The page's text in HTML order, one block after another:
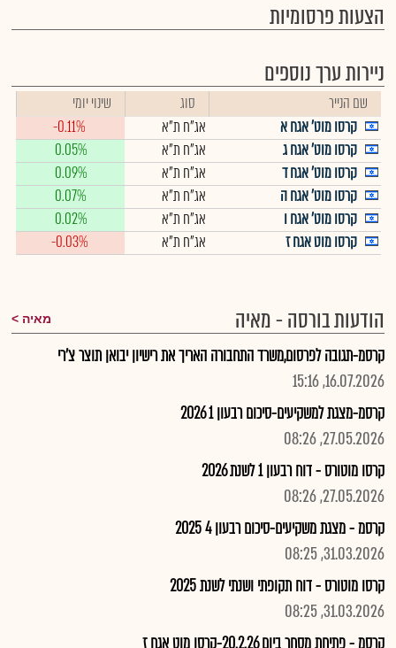
הצעות פרסומיות
ניירות ערך נוספים
שם הנייר סוג
שינוי יומי
קרסו מוט' אגח א
אג"ח ת"א
-0.11%
קרסו מוט' אגח ג
אג"ח ת"א
0.05%
קרסו מוט' אגח ד
אג"ח ת"א
0.09%
קרסו מוט' אגח ה
אג"ח ת"א
0.07%
קרסו מוט' אגח ו
אג"ח ת"א
0.02%
קרסו מוט אגח ז
אג"ח ת"א -0.03%
הודעות בורסה - מאיה מאיה
קרסמ-תגובה לפרסום,משרד התחבורה האריך את רישיון יבואן תוצר צ'רי
16.07.2026, 15:16
קרסמ-מצגת למשקיעים-סיכום רבעון 1 2026
27.05.2026, 08:26
קרסו מוטורס - דוח רבעון 1 לשנת 2026
27.05.2026, 08:26
קרסמ - מצגת משקיעים-סיכום רבעון 4 2025
31.03.2026, 08:25
קרסו מוטורס - דוח תקופתי ושנתי לשנת 2025
31.03.2026, 08:25